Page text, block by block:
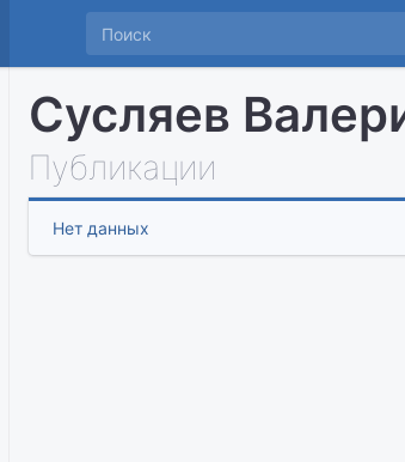
Сусляев
Публикации
Нет данных